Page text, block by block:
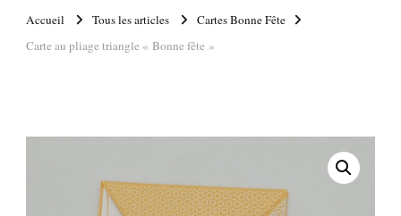
Accueil Tous les articles
Cartes Bonne Fête
Carte au pliage triangle « Bonne fête »